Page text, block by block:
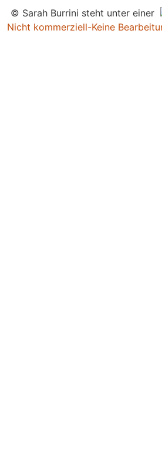
© Sarah Burrini steht unter einer
Nicht kommerziell-Keine